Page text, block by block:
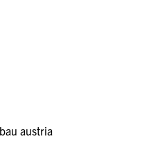
austria